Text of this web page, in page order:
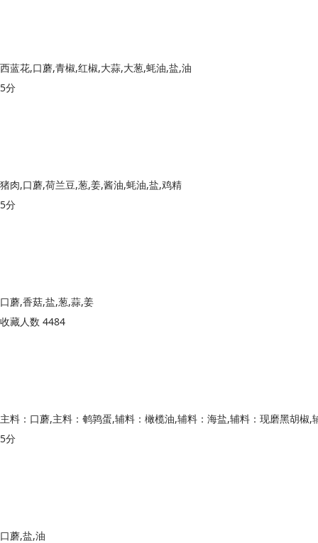
西蓝花,口蘑,青椒,红椒,大蒜,大葱,蚝油,盐,油
5分
猪肉,口蘑,荷兰豆,葱,姜,酱油,蚝油,盐,鸡精
5分
口蘑,香菇,盐,葱,蒜,姜
收藏人数 4484
5分
口蘑,盐,油